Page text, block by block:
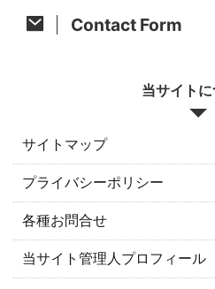
Contact Form
当サイト
サイトマップ
プライバシーポリシー
各種お問合せ
当サイト管理人プロフィール